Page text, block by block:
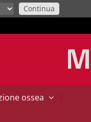
Continua
ossea
|